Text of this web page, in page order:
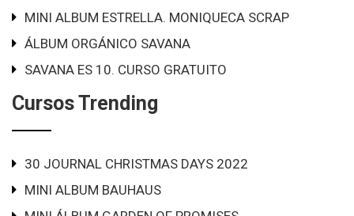
MINI ALBUM ESTRELLA. MONIQUECA SCRAP
ÁLBUM ORGÁNICO SAVANA
SAVANA ES 10. CURSO GRATUITO
Cursos Trending
30 JOURNAL CHRISTMAS DAYS 2022
MINI ALBUM BAUHAUS